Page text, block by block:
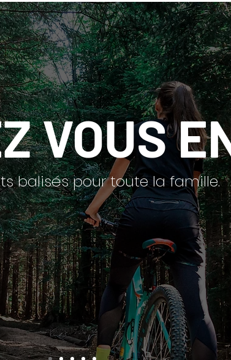
VOUS
balisés pour toute la famille.